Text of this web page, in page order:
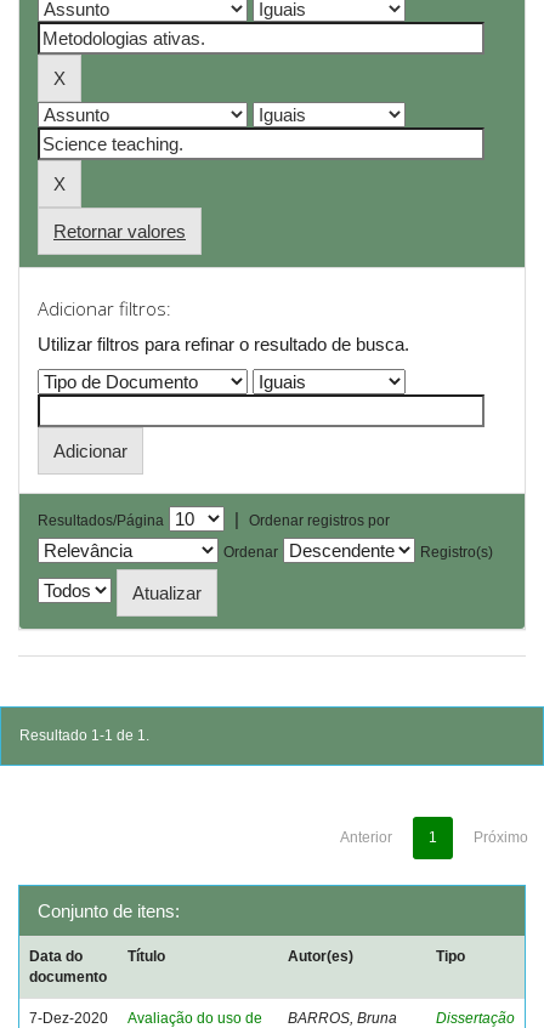
Retornar valores
Adicionar filtros:
Utilizar filtros para refinar o resultado de busca.
Resultados/Página |
Ordenar registros por
Ordenar
Registro(s)
Resultado 1-1 de 1.
Anterior 1 Próximo
Conjunto de itens:
Data do
documento
Título Autor(es) Tipo
7-Dez-2020
Avaliação do uso de
BARROS, Bruna
Dissertação